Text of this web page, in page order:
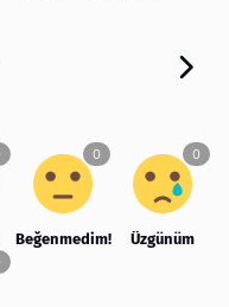
Beğenmedim! Üzgünüm